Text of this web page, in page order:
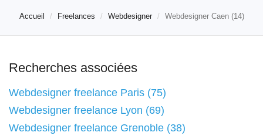
Accueil Freelances Webdesigner Webdesigner Caen (14)
Recherches associées
Webdesigner freelance Paris (75)
Webdesigner freelance Lyon (69)
Webdesigner freelance Grenoble (38)